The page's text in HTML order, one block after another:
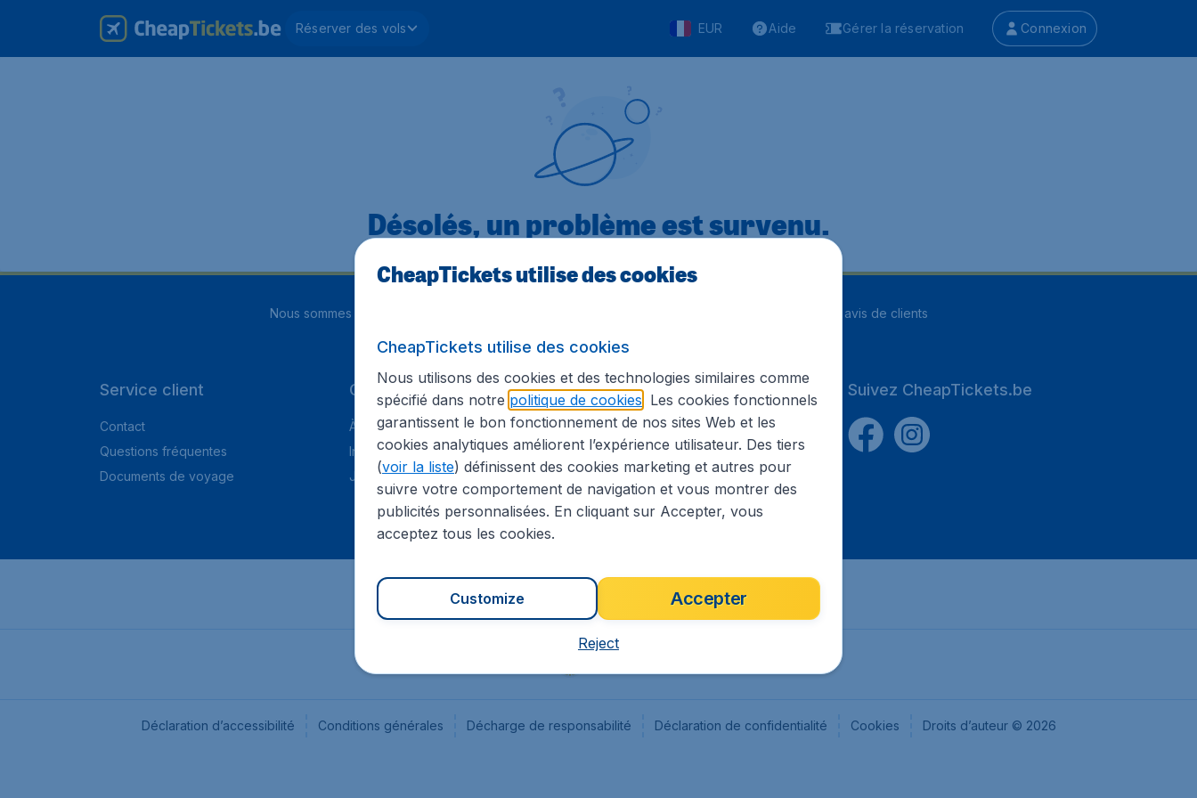
Réserver des vols EUR Aide Gérer la réservation Connexion
Désolés, un problème est survenu.
Nous sommes notés avis de clients
Service client
Contact
Questions fréquentes
Documents de voyage
CheapTickets.be
À propos
Information Légale
Jobs
Sites internationaux
Flugladen.de
CheapTickets.ch
CheapTickets.sg
CheapTickets.nl
Suivez CheapTickets.be
Déclaration d’accessibilité Conditions générales Décharge de responsabilité Déclaration de confidentialité Cookies Droits d’auteur © 2026
CheapTickets utilise des cookies
CheapTickets utilise des cookies
Nous utilisons des cookies et des technologies similaires comme
spécifié dans notre politique de cookies . Les cookies fonctionnels
garantissent le bon fonctionnement de nos sites Web et les
cookies analytiques améliorent l’expérience utilisateur. Des tiers
(voir la liste) définissent des cookies marketing et autres pour
suivre votre comportement de navigation et vous montrer des
publicités personnalisées. En cliquant sur Accepter, vous
acceptez tous les cookies.
Accepter
Customize
Reject